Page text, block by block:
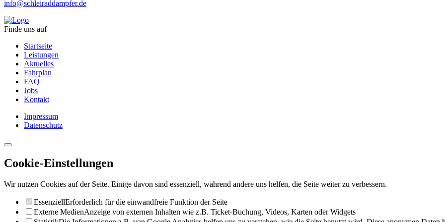
info@schleiraddampfer.de
Finde uns auf
Startseite
Leistungen
Aktuelles
Fahrplan
FAQ
Jobs
Kontakt
Impressum
Datenschutz
Cookie-Einstellungen
Wir nutzen Cookies auf der Seite. Einige davon sind essenziell, während andere uns helfen, die Seite weiter zu verbessern.
EssenziellErforderlich für die einwandfreie Funktion der Seite
Externe MedienAnzeige von externen Inhalten wie z.B. Ticket-Buchung, Videos, Karten oder Widgets